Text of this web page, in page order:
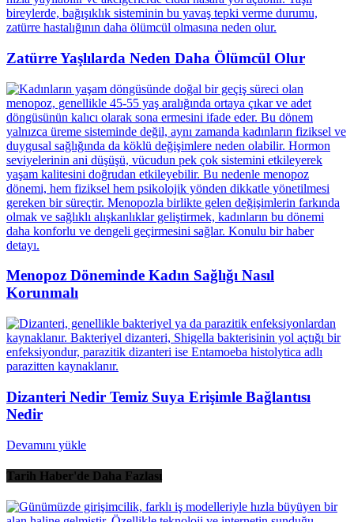
Zatürre Yaşlılarda Neden Daha Ölümcül Olur
Menopoz Döneminde Kadın Sağlığı Nasıl
Korunmalı
Dizanteri Nedir Temiz Suya Erişimle Bağlantısı
Nedir
Devamını yükle
Tarih Haber'de Daha Fazlası